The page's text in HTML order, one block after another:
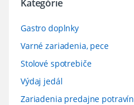
Kategórie
Gastro doplnky
Varné zariadenia, pece
Stolové spotrebiče
Výdaj jedál
Zariadenia predajne potravín